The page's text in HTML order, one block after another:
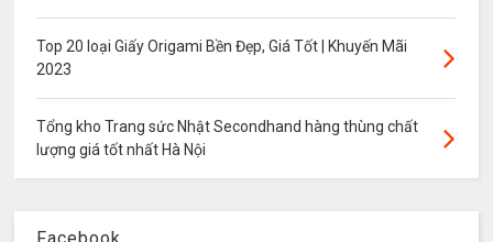
Top 20 loại Giấy Origami Bền Đẹp, Giá Tốt | Khuyến Mãi
2023
Tổng kho Trang sức Nhật Secondhand hàng thùng chất
lượng giá tốt nhất Hà Nội